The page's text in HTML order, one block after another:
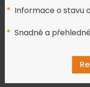
Informace o stavu
Snadné a